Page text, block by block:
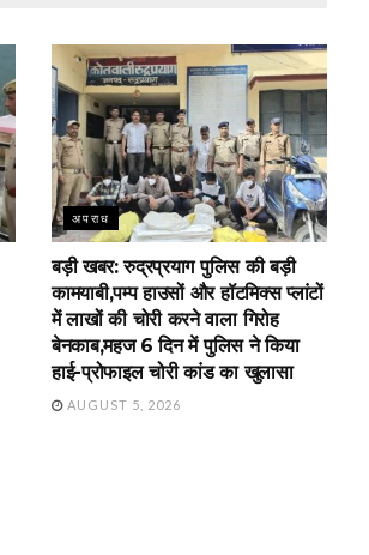
अपराध
बड़ी खबर: रुद्रप्रयाग पुलिस की बड़ी
कामयाबी,पम्प हाउसों और हॉटमिक्स प्लांटों
में लाखों की चोरी करने वाला गिरोह
बेनकाब,महज 6 दिन में पुलिस ने किया
हाई-प्रोफाइल चोरी कांड का खुलासा
AUGUST 5, 2026